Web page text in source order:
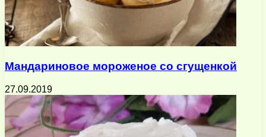
Мандариновое мороженое со сгущенкой
27.09.2019